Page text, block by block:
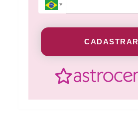
CADASTRAR